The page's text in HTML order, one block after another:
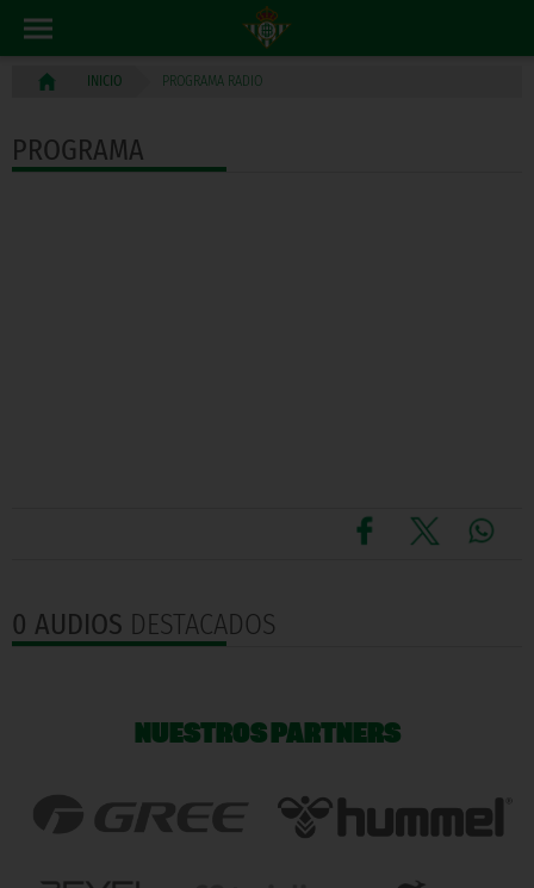
INICIO PROGRAMA RADIO
PROGRAMA
0 AUDIOS DESTACADOS
NUESTROS PARTNERS